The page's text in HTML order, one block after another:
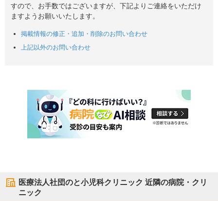
すので、お手数ではございますが、下記よりご連絡をいただけ
ますようお願いいたします。
掲載情報の修正・追加・削除のお問い合わせ
上記以外のお問い合わせ
医療法人社団のと小児科クリニック 近隣の病院・クリ
ニック